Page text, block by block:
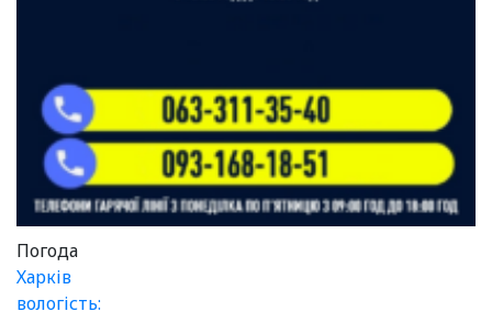
Погода
Харків
вологість: